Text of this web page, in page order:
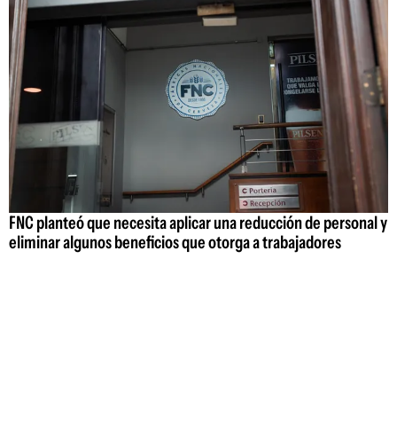
FNC planteó que necesita aplicar una reducción de personal y
eliminar algunos beneficios que otorga a trabajadores